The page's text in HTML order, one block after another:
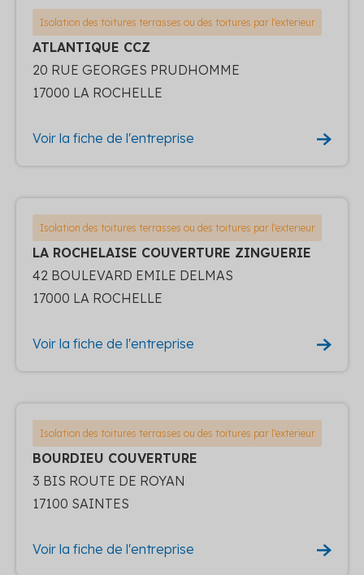
Isolation des toitures terrasses ou des toitures par l'exterieur
ATLANTIQUE CCZ
20 RUE GEORGES PRUDHOMME
17000 LA ROCHELLE
Voir la fiche de l'entreprise
Isolation des toitures terrasses ou des toitures par l'exterieur
LA ROCHELAISE COUVERTURE ZINGUERIE
42 BOULEVARD EMILE DELMAS
17000 LA ROCHELLE
Voir la fiche de l'entreprise
Isolation des toitures terrasses ou des toitures par l'exterieur
BOURDIEU COUVERTURE
3 BIS ROUTE DE ROYAN
17100 SAINTES
Voir la fiche de l'entreprise